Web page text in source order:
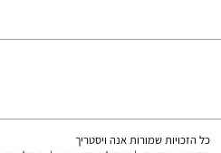
כל הזכויות שמורות אנה ויסטריך